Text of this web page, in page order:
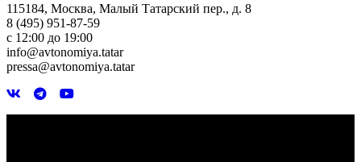
115184, Москва, Малый Татарский пер., д. 8
8 (495) 951-87-59
с 12:00 до 19:00
info@avtonomiya.tatar
pressa@avtonomiya.tatar